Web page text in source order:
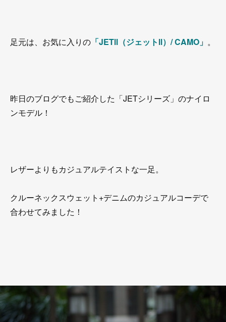
足元は、お気に入りの 「JETⅡ（ジェットⅡ）/ CAMO」 。
昨日のブログでもご紹介した「JETシリーズ」のナイロ
ンモデル！
レザーよりもカジュアルテイストな一足。
クルーネックスウェット+デニムのカジュアルコーデで
合わせてみました！